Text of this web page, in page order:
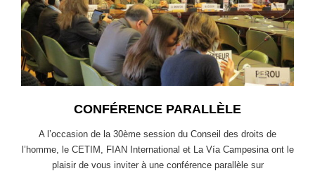
CONFÉRENCE PARALLÈLE
A l’occasion de la 30ème session du Conseil des droits de
l’homme, le CETIM, FIAN International et La Vía Campesina ont le
plaisir de vous inviter à une conférence parallèle sur